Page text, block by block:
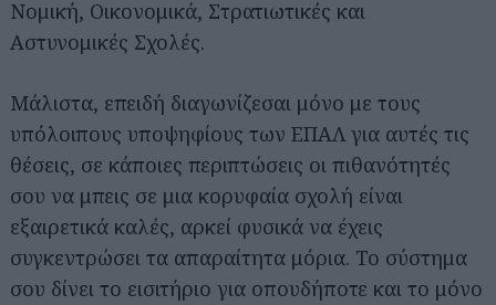
Νομική, Οικονομικά, Στρατιωτικές και
Αστυνομικές Σχολές.
Μάλιστα, επειδή διαγωνίζεσαι μόνο με τους
υπόλοιπους υποψηφίους των ΕΠΑΛ για αυτές τις
θέσεις, σε κάποιες περιπτώσεις οι πιθανότητές
σου να μπεις σε μια κορυφαία σχολή είναι
εξαιρετικά καλές, αρκεί φυσικά να έχεις
συγκεντρώσει τα απαραίτητα μόρια. Το σύστημα
σου δίνει το εισιτήριο για οπουδήποτε και το μόνο